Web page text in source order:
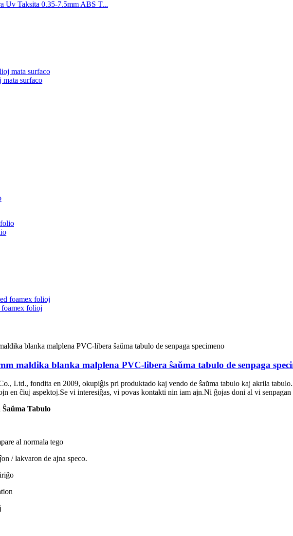
Uv Taksita 0.35-7.5mm ABS T...
surfaco
foamex folioj
maldika blanka malplena PVC-libera ŝaŭma tabulo de senpaga
Ltd., fondita en 2009, okupiĝis pri produktado kaj vendo de ŝaŭma tabulo kaj akrila
en ĉiuj aspektoj.Se vi interesiĝas, vi povas kontakti nin iam ajn.Ni ĝojas doni al vi
Tabulo
al normala tego
/ lakvaron de ajna speco.